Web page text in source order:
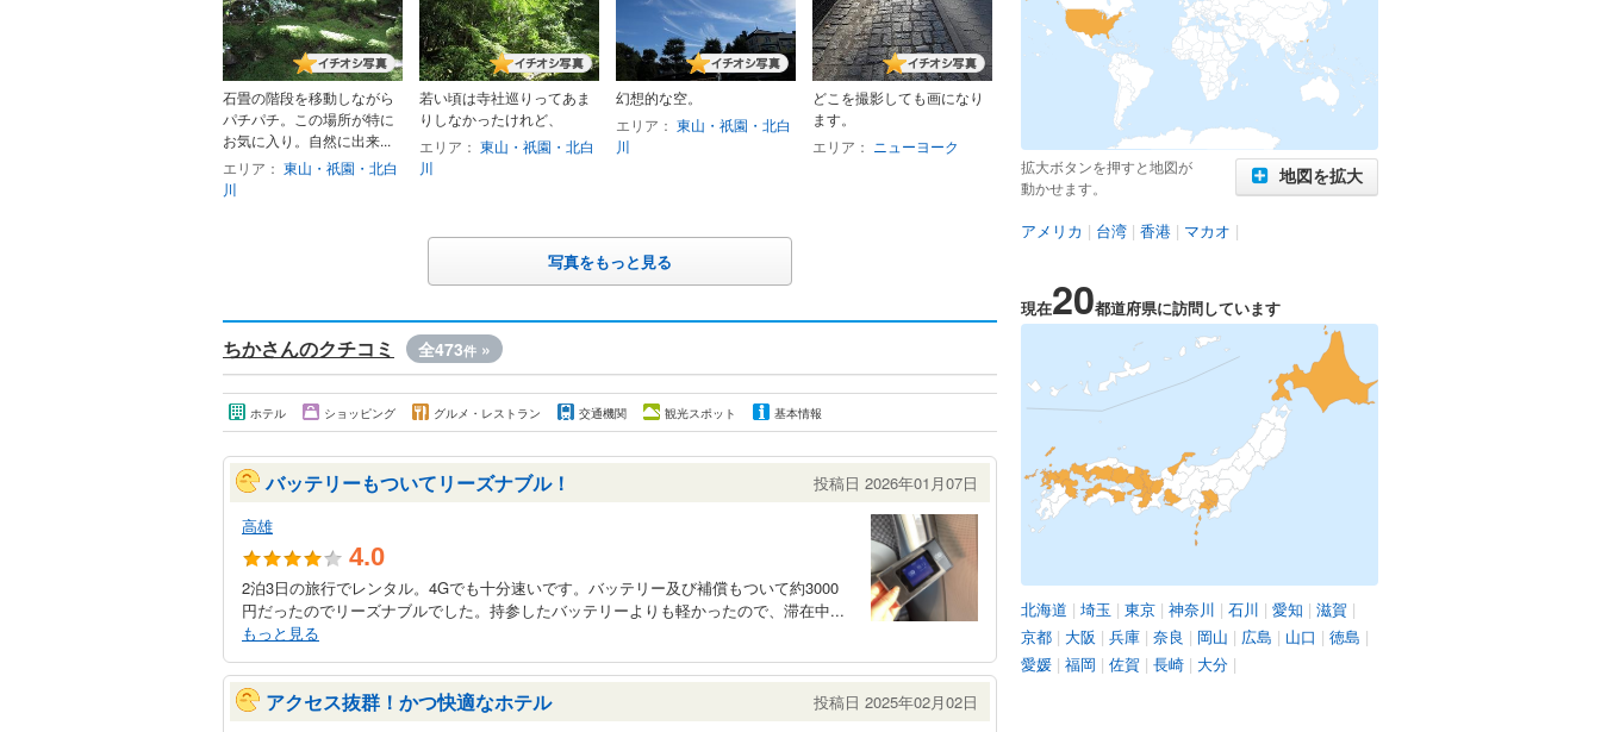
石畳の階段を移動しながら
パチパチ。この場所が特に
お気に入り。自然に出来...
エリア： 東山・祇園・北白
川
若い頃は寺社巡りってあま
りしなかったけれど、
エリア： 東山・祇園・北白
川
幻想的な空。
エリア： 東山・祇園・北白
川
どこを撮影しても画になり
ます。
エリア： ニューヨーク
写真をもっと見る
ちかさんのクチコミ 全473件 »
ホテル ショッピング グルメ・レストラン 交通機関 観光スポット 基本情報
バッテリーもついてリーズナブル！
投稿日 2026年01月07日
高雄
4.0
2泊3日の旅行でレンタル。4Gでも十分速いです。バッテリー及び補償もついて約3000
円だったのでリーズナブルでした。持参したバッテリーよりも軽かったので、滞在中...
もっと見る
アクセス抜群！かつ快適なホテル 投稿日 2025年02月02日
拡大ボタンを押すと地図が
動かせます。
地図を拡大
アメリカ | 台湾 | 香港 | マカオ |
現在20都道府県に訪問しています
北海道 | 埼玉 | 東京 | 神奈川 | 石川 | 愛知 | 滋賀 |
京都 | 大阪 | 兵庫 | 奈良 | 岡山 | 広島 | 山口 | 徳島 |
愛媛 | 福岡 | 佐賀 | 長崎 | 大分 |